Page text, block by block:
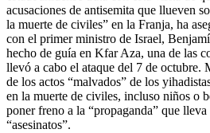
acusaciones de antisemita que llueven
la muerte de civiles” en la Franja, ha
con el primer ministro de Israel,
hecho de guía en Kfar Aza, una de las
llevó a cabo el ataque del 7 de octubre.
de los actos “malvados” de los
en la muerte de civiles, incluso niños o
poner freno a la “propaganda” que lleva
“asesinatos”.